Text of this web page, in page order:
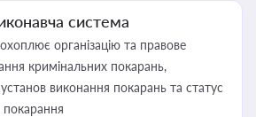
система
організацію та правове
кримінальних покарань,
установ виконання покарань та статус
покарання